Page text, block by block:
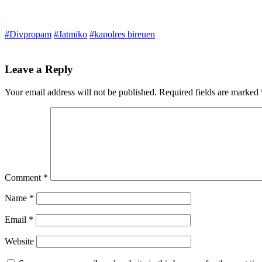
#Divpropam #Jatmiko #kapolres bireuen
Leave a Reply
Your email address will not be published. Required fields are marked
Comment *
Name *
Email *
Website